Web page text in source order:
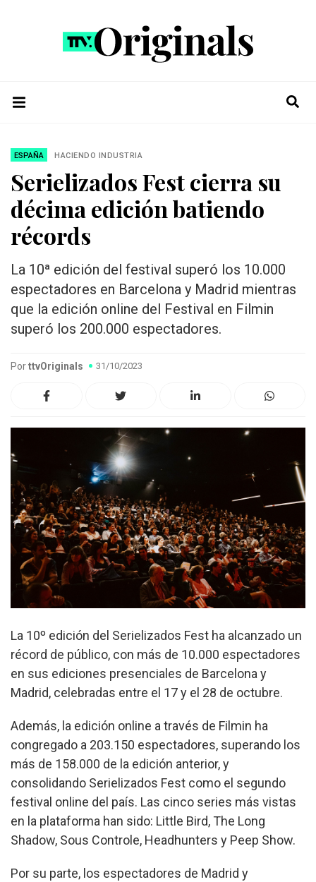
ESPAÑA HACIENDO INDUSTRIA
Serielizados Fest cierra su
décima edición batiendo
récords
La 10ª edición del festival superó los 10.000
espectadores en Barcelona y Madrid mientras
que la edición online del Festival en Filmin
superó los 200.000 espectadores.
PorttvOriginals 31/10/2023
La 10º edición del Serielizados Fest ha alcanzado un
récord de público, con más de 10.000 espectadores
en sus ediciones presenciales de Barcelona y
Madrid, celebradas entre el 17 y el 28 de octubre.
Además, la edición online a través de Filmin ha
congregado a 203.150 espectadores, superando los
más de 158.000 de la edición anterior, y
consolidando Serielizados Fest como el segundo
festival online del país. Las cinco series más vistas
en la plataforma han sido: Little Bird, The Long
Shadow, Sous Controle, Headhunters y Peep Show.
Por su parte, los espectadores de Madrid y